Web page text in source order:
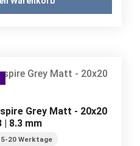
Grey Matt - 20x20
| 8.3 mm
20 Werktage